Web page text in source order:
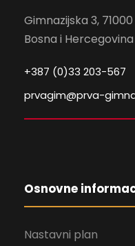
Gimnazijska 3,
Bosna i Hercegovina
+387 (0)33 203-567
prvagim@prva-
Osnovne
Nastavni plan